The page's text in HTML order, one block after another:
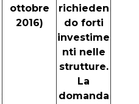
ottobre
2016)
richieden
do forti
investime
nti nelle
strutture.
La
domanda